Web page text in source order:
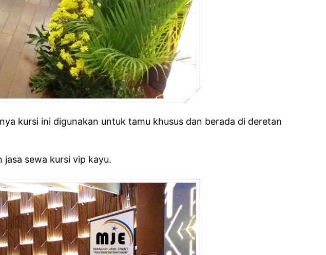
kursi ini digunakan untuk tamu khusus dan berada di deretan
sewa kursi vip kayu.